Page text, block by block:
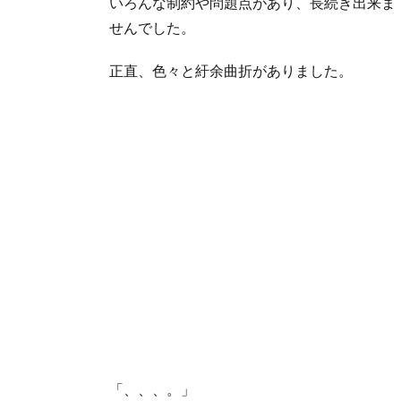
せんでした。
正直、色々と紆余曲折がありました。
「、、、。」